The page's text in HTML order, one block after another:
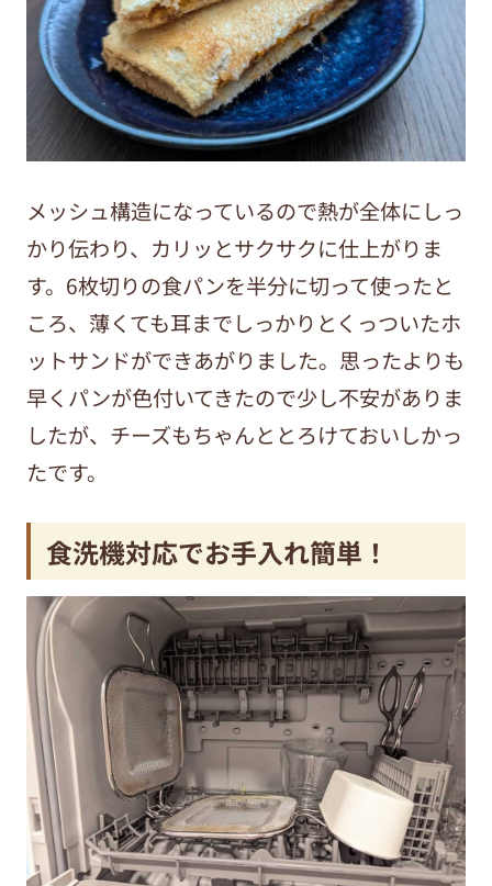
メッシュ構造になっているので熱が全体にしっ
かり伝わり、カリッとサクサクに仕上がりま
す。6枚切りの食パンを半分に切って使ったと
ころ、薄くても耳までしっかりとくっついたホ
ットサンドができあがりました。思ったよりも
早くパンが色付いてきたので少し不安がありま
したが、チーズもちゃんととろけておいしかっ
たです。
食洗機対応でお手入れ簡単！